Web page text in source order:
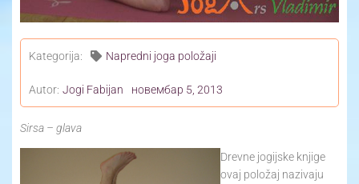
Kategorija: Napredni joga položaji
Autor: Jogi Fabijan новембар 5, 2013
Sirsa – glava
Drevne jogijske knjige
ovaj položaj nazivaju